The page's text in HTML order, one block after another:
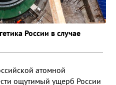
России в случае
атомной
ощутимый ущерб России